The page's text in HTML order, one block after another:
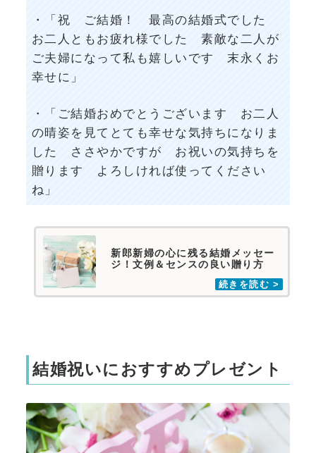
・「祝 ご結婚！ 最高の結婚式でした
お二人ともお疲れ様でした 素敵な二人が
ご夫婦になって私も嬉しいです 末永くお
幸せに」
・「ご結婚おめでとうございます お二人
の晴姿を見てとても幸せな気持ちになりま
した ささやかですが お祝いの気持ちを
贈ります よろしければ使ってください
ね」
新郎新婦の心に残る結婚メッセー
ジ！文例＆センスの良い贈り方
結婚祝いにおすすめプレゼント